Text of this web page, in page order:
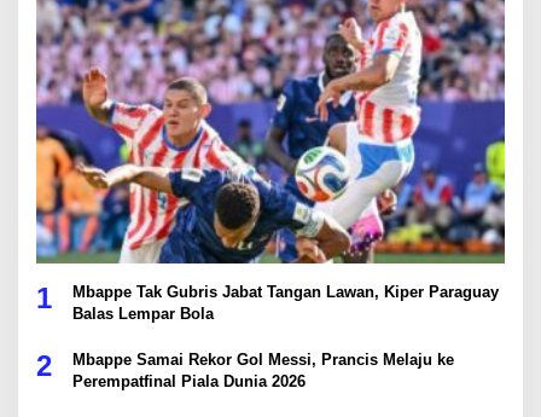
1
Mbappe Tak Gubris Jabat Tangan Lawan, Kiper Paraguay
Balas Lempar Bola
2
Mbappe Samai Rekor Gol Messi, Prancis Melaju ke
Perempatfinal Piala Dunia 2026